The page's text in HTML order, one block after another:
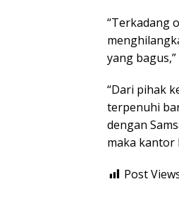
“Terkadang
yang
“Dari pihak
terpenuhi
dengan
maka kantor
Post